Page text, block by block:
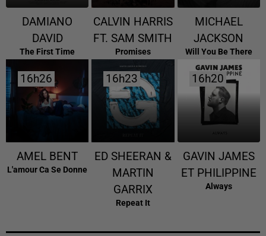
DAMIANO
DAVID
The First Time
CALVIN HARRIS
FT. SAM SMITH
Promises
MICHAEL
JACKSON
Will You Be There
16h26
16h26
AMEL BENT
L'amour Ca Se Donne
16h23
16h23
ED SHEERAN &
MARTIN
GARRIX
Repeat It
16h20
16h20
GAVIN JAMES
ET PHILIPPINE
Always